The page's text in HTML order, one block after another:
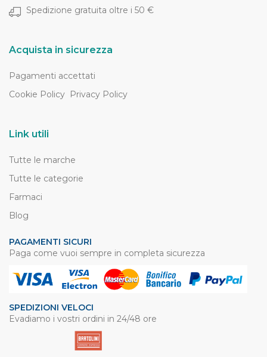
Spedizione gratuita oltre i 50 €
Acquista in sicurezza
Pagamenti accettati
Cookie Policy Privacy Policy
Link utili
Tutte le marche
Tutte le categorie
Farmaci
Blog
PAGAMENTI SICURI
Paga come vuoi sempre in completa sicurezza
SPEDIZIONI VELOCI
Evadiamo i vostri ordini in 24/48 ore